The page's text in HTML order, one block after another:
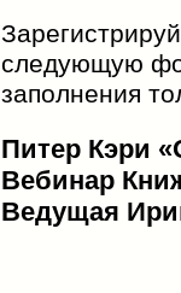
следующую
заполнения
Питер Кэри
Вебинар
Ведущая